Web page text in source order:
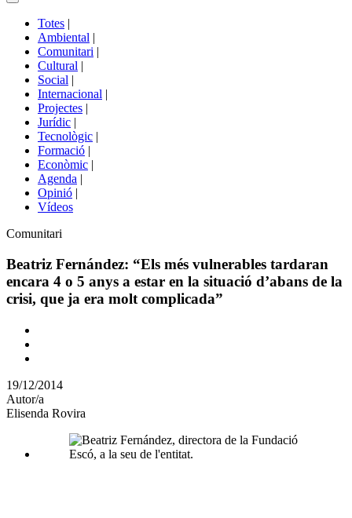
Commutador
portals
Totes |
Ambiental |
Comunitari |
Cultural |
Social |
Internacional |
Projectes |
Jurídic |
Tecnològic |
Formació |
Econòmic |
Agenda |
Opinió |
Vídeos
Àmbit
la
Comunitari
Beatriz Fernández: “Els més vulnerables tardaran
encara 4 o 5 anys a estar en la situació d’abans de la
crisi, que ja era molt complicada”
Comparteix
altres
xarxes
socials
19/12/2014
Autor/a
Elisenda Rovira